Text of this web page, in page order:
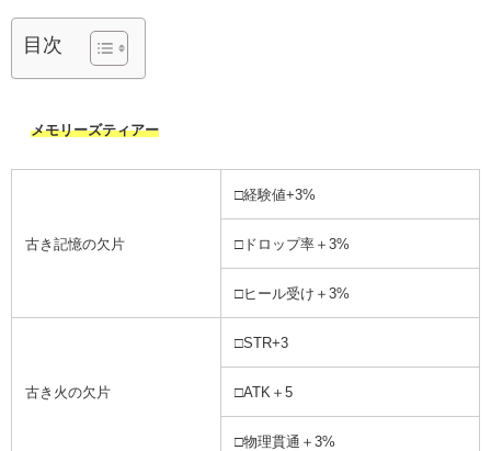
目次
メモリーズティアー
古き記憶の欠片
□経験値+3%
□ドロップ率＋3%
□ヒール受け＋3%
古き火の欠片
□STR+3
□ATK＋5
□物理貫通＋3%